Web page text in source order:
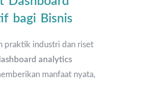
bagi Bisnis
praktik industri dan riset
analytics
manfaat nyata,